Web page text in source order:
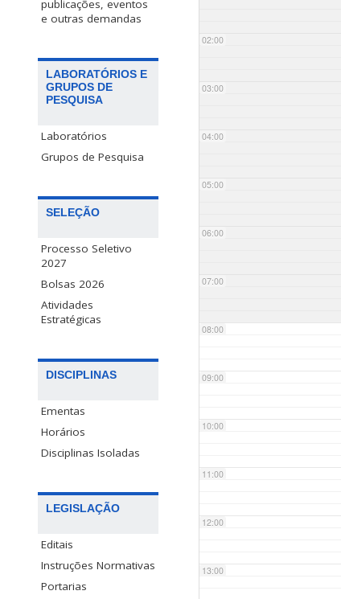
publicações, eventos
e outras demandas
LABORATÓRIOS E
GRUPOS DE
PESQUISA
Laboratórios
Grupos de Pesquisa
SELEÇÃO
Processo Seletivo
2027
Bolsas 2026
Atividades
Estratégicas
DISCIPLINAS
Ementas
Horários
Disciplinas Isoladas
LEGISLAÇÃO
Editais
Instruções Normativas
Portarias
02:00
03:00
04:00
05:00
06:00
07:00
08:00
09:00
10:00
11:00
12:00
13:00